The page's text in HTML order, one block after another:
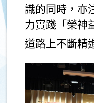
識的同時，亦
力實踐「榮神
道路上不斷精